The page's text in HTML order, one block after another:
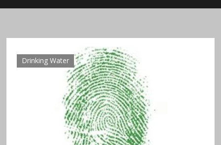
n
al
y
Drinking Water